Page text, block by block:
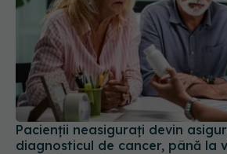
Pacienții neasigurați devin
diagnosticul de cancer, până la